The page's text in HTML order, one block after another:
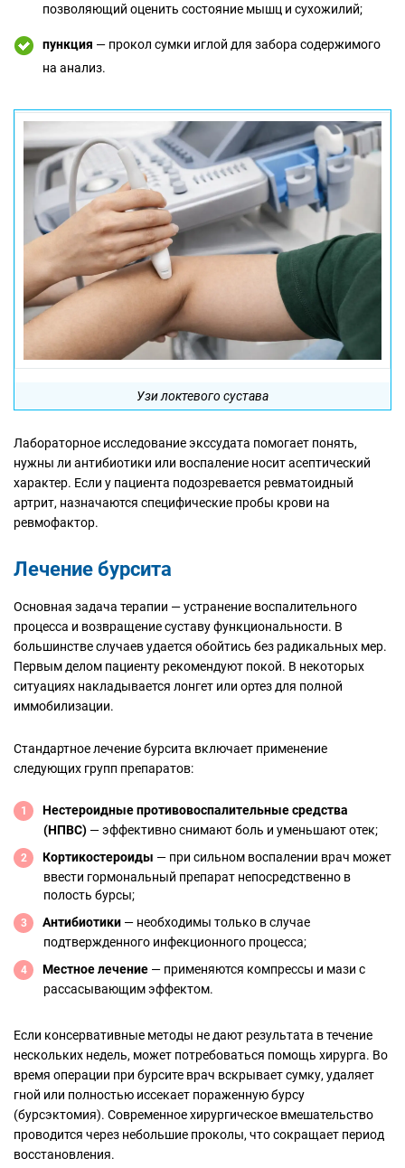
позволяющий оценить состояние мышц и сухожилий;
пункция — прокол сумки иглой для забора содержимого
на анализ.
Узи локтевого сустава
Лабораторное исследование экссудата помогает понять,
нужны ли антибиотики или воспаление носит асептический
характер. Если у пациента подозревается ревматоидный
артрит, назначаются специфические пробы крови на
ревмофактор.
Лечение бурсита
Основная задача терапии — устранение воспалительного
процесса и возвращение суставу функциональности. В
большинстве случаев удается обойтись без радикальных мер.
Первым делом пациенту рекомендуют покой. В некоторых
ситуациях накладывается лонгет или ортез для полной
иммобилизации.
Стандартное лечение бурсита включает применение
следующих групп препаратов:
Нестероидные противовоспалительные средства
(НПВС) — эффективно снимают боль и уменьшают отек;
Кортикостероиды — при сильном воспалении врач может
ввести гормональный препарат непосредственно в
полость бурсы;
Антибиотики — необходимы только в случае
подтвержденного инфекционного процесса;
Местное лечение — применяются компрессы и мази с
рассасывающим эффектом.
Если консервативные методы не дают результата в течение
нескольких недель, может потребоваться помощь хирурга. Во
время операции при бурсите врач вскрывает сумку, удаляет
гной или полностью иссекает пораженную бурсу
(бурсэктомия). Современное хирургическое вмешательство
проводится через небольшие проколы, что сокращает период
восстановления.